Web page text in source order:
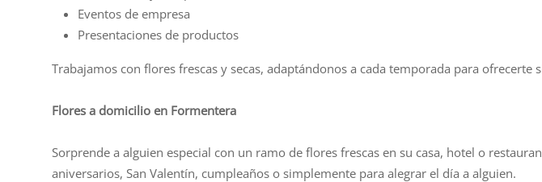
Eventos de empresa
Presentaciones de productos
Trabajamos con flores frescas y secas, adaptándonos a cada temporada para ofrecerte
Flores a domicilio en Formentera
Sorprende a alguien especial con un ramo de flores frescas en su casa, hotel o
aniversarios, San Valentín, cumpleaños o simplemente para alegrar el día a alguien.